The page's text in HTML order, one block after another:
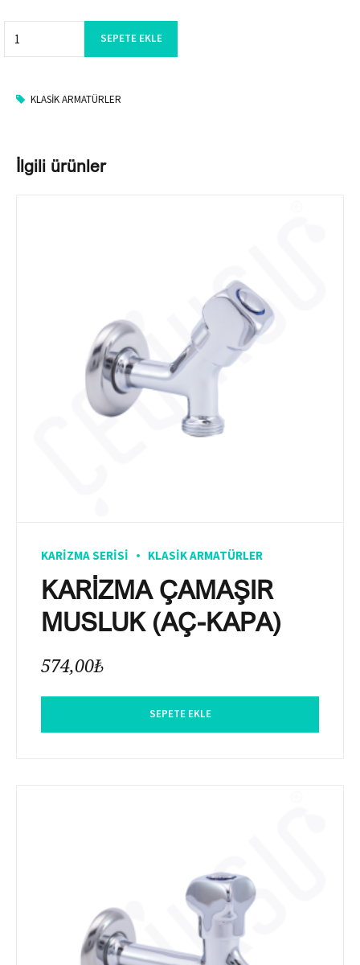
SEPETE EKLE
KLASIK ARMATÜRLER
İlgili ürünler
KARIZMA SERISI KLASIK ARMATÜRLER
KARİZMA ÇAMAŞIR
MUSLUK (AÇ-KAPA)
574,00₺
SEPETE EKLE